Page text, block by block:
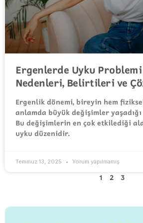
Ergenlerde Uyku
Nedenleri, Belirtileri ve
Ergenlik dönemi, bireyin hem
anlamda büyük değişimler
Bu değişimlerin en çok etkilediği
uyku düzenidir.
Temmuz 13, 2025 Yorum yapılmamış
1 2 3